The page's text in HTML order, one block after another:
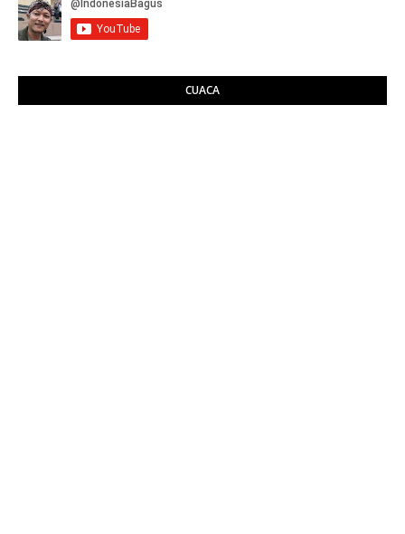
CUACA